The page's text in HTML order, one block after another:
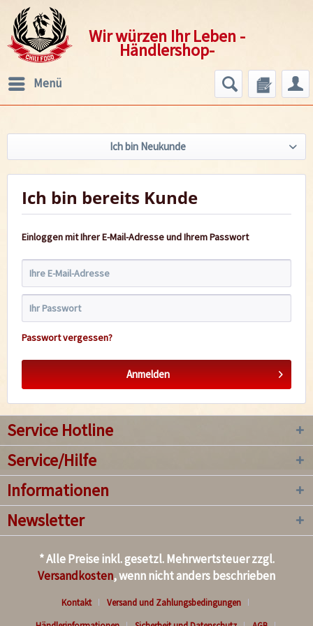
Wir würzen Ihr Leben -
Händlershop-
Menü
Ich bin Neukunde
Ich bin bereits Kunde
Einloggen mit Ihrer E-Mail-Adresse und Ihrem Passwort
Passwort vergessen?
Anmelden
Service Hotline
Service/Hilfe
Informationen
Newsletter
* Alle Preise inkl. gesetzl. Mehrwertsteuer zzgl.
Versandkosten, wenn nicht anders beschrieben
Kontakt
Versand und Zahlungsbedingungen